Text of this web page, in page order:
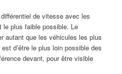
de vitesse avec les
le plus faible possible. Le
autant que les véhicules les plus
d’être le plus loin possible des
devant, pour être visible